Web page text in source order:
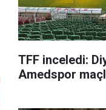
TFF inceledi:
Amedspor